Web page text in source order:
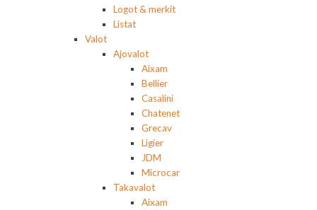
Logot & merkit
Listat
Valot
Ajovalot
Aixam
Bellier
Casalini
Chatenet
Grecav
Ligier
JDM
Microcar
Takavalot
Aixam